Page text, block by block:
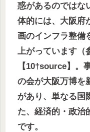
惑があるのではな
体的には、大阪府
画のインフラ整備
上がっています（
【10†source】。
の会が大阪万博を
があり、単なる国
た、経済的・政治
です。